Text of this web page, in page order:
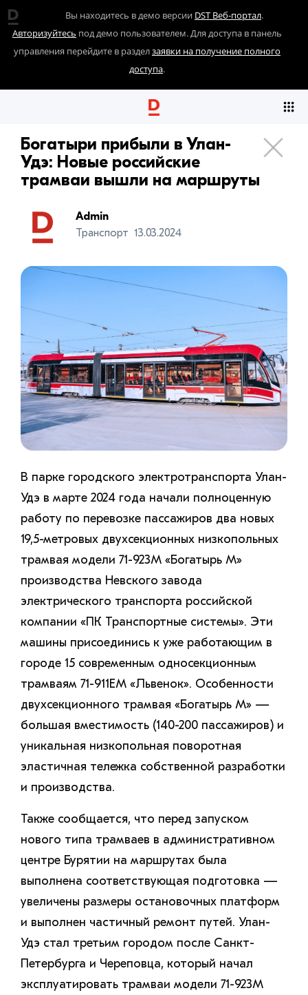
Вы находитесь в демо версии DST Веб-портал.
Авторизуйтесь под демо пользователем. Для доступа в панель
управления перейдите в разделзаявки на получение полного
доступа.
Богатыри прибыли в Улан-
Удэ: Новые российские
трамваи вышли на маршруты
Admin
Транспорт 13.03.2024
В парке городского электротранспорта Улан-
Удэ в марте 2024 года начали полноценную
работу по перевозке пассажиров два новых
19,5-метровых двухсекционных низкопольных
трамвая модели 71-923М «Богатырь М»
производства Невского завода
электрического транспорта российской
компании «ПК Транспортные системы». Эти
машины присоединись к уже работающим в
городе 15 современным односекционным
трамваям 71-911ЕМ «Львенок». Особенности
двухсекционного трамвая «Богатырь М» —
большая вместимость (140-200 пассажиров) и
уникальная низкопольная поворотная
эластичная тележка собственной разработки
и производства.
Также сообщается, что перед запуском
нового типа трамваев в административном
центре Бурятии на маршрутах была
выполнена соответствующая подготовка —
увеличены размеры остановочных платформ
и выполнен частичный ремонт путей. Улан-
Удэ стал третьим городом после Санкт-
Петербурга и Череповца, который начал
эксплуатировать трамваи модели 71-923М